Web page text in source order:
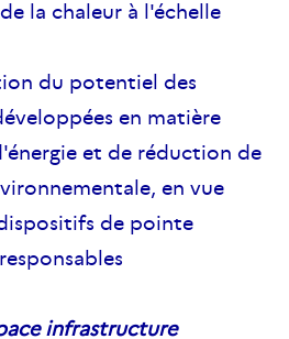
la chaleur à l'échelle
du potentiel des
en matière
et de réduction de
en vue
de pointe
infrastructure